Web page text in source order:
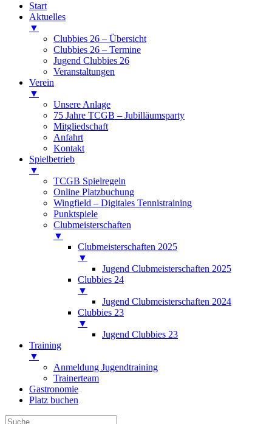
Start
Aktuelles
▼
Clubbies 26 – Übersicht
Clubbies 26 – Termine
Jugend Clubbies 26
Veranstaltungen
Verein
▼
Unsere Anlage
75 Jahre TCGB – Jubilläumsparty
Mitgliedschaft
Anfahrt
Kontakt
Spielbetrieb
▼
TCGB Spielregeln
Online Platzbuchung
Wingfield – Digitales Tennistraining
Punktspiele
Clubmeisterschaften
▼
Clubmeisterschaften 2025
▼
Jugend Clubmeisterschaften 2025
Clubbies 24
▼
Jugend Clubmeisterschaften 2024
Clubbies 23
▼
Jugend Clubbies 23
Training
▼
Anmeldung Jugendtraining
Trainerteam
Gastronomie
Platz buchen